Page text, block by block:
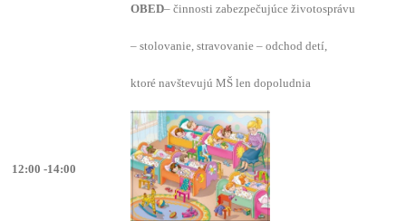
OBED– činnosti zabezpečujúce životosprávu
– stolovanie, stravovanie – odchod detí,
ktoré navštevujú MŠ len dopoludnia
12:00 -14:00